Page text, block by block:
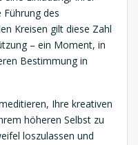
des
Kreisen gilt diese Zahl
– ein Moment, in
Bestimmung in
Ihre kreativen
höheren Selbst zu
loszulassen und